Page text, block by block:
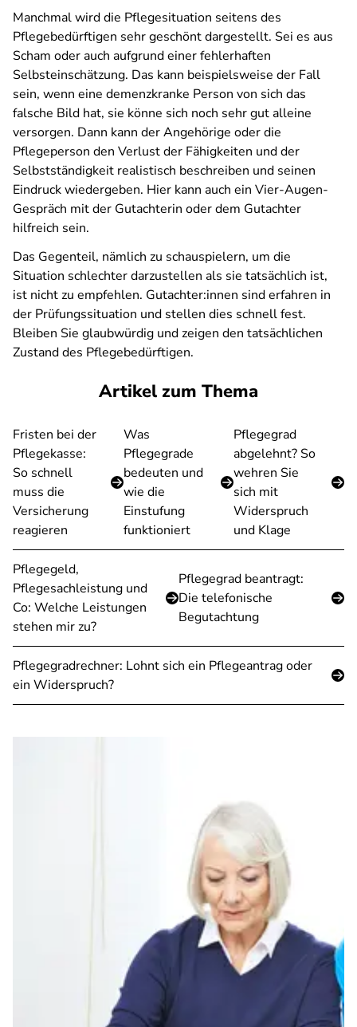
Manchmal wird die Pflegesituation seitens des
Pflegebedürftigen sehr geschönt dargestellt. Sei es aus
Scham oder auch aufgrund einer fehlerhaften
Selbsteinschätzung. Das kann beispielsweise der Fall
sein, wenn eine demenzkranke Person von sich das
falsche Bild hat, sie könne sich noch sehr gut alleine
versorgen. Dann kann der Angehörige oder die
Pflegeperson den Verlust der Fähigkeiten und der
Selbstständigkeit realistisch beschreiben und seinen
Eindruck wiedergeben. Hier kann auch ein Vier-Augen-
Gespräch mit der Gutachterin oder dem Gutachter
hilfreich sein.
Das Gegenteil, nämlich zu schauspielern, um die
Situation schlechter darzustellen als sie tatsächlich ist,
ist nicht zu empfehlen. Gutachter:innen sind erfahren in
der Prüfungssituation und stellen dies schnell fest.
Bleiben Sie glaubwürdig und zeigen den tatsächlichen
Zustand des Pflegebedürftigen.
Artikel zum Thema
Fristen bei der
Pflegekasse:
So schnell
muss die
Versicherung
reagieren
Was
Pflegegrade
bedeuten und
wie die
Einstufung
funktioniert
Pflegegrad
abgelehnt? So
wehren Sie
sich mit
Widerspruch
und Klage
Pflegegeld,
Pflegesachleistung und
Co: Welche Leistungen
stehen mir zu?
Pflegegrad beantragt:
Die telefonische
Begutachtung
Pflegegradrechner: Lohnt sich ein Pflegeantrag oder
ein Widerspruch?